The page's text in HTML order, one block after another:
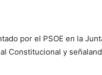
por el PSOE en la
Constitucional y